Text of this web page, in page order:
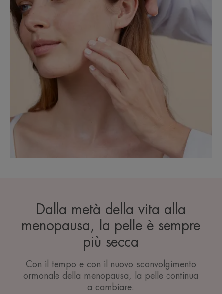
Dalla metà della vita alla
menopausa, la pelle è sempre
più secca
Con il tempo e con il nuovo sconvolgimento
ormonale della menopausa, la pelle continua
a cambiare.